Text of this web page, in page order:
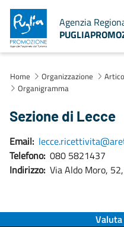
Agenzia
Home Organizzazione
Organigramma
Sezione di Lecce
Email:
Telefono: 080 5821437
Indirizzo: Via Aldo Moro,